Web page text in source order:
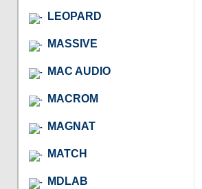
LEOPARD
MASSIVE
MAC AUDIO
MACROM
MAGNAT
MATCH
MDLAB